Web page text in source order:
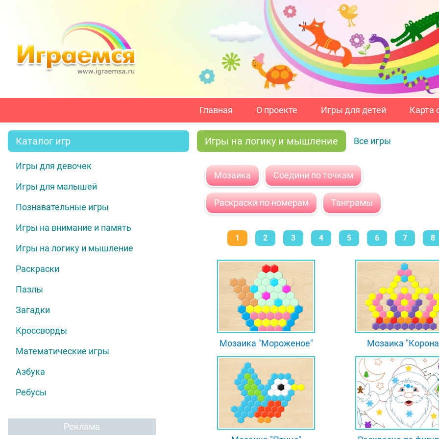
Главная О проекте Игры для детей Карта
Каталог игр
Игры для девочек
Игры для малышей
Познавательные игры
Игры на внимание и память
Игры на логику и мышление
Раскраски
Пазлы
Загадки
Кроссворды
Математические игры
Азбука
Ребусы
Реклама
Игры на логику и мышление Все игры
Мозаика Соедини по точкам
Раскраски по номерам Танграмы
1 2 3 4 5 6 7 8
Мозаика "Мороженое" Мозаика